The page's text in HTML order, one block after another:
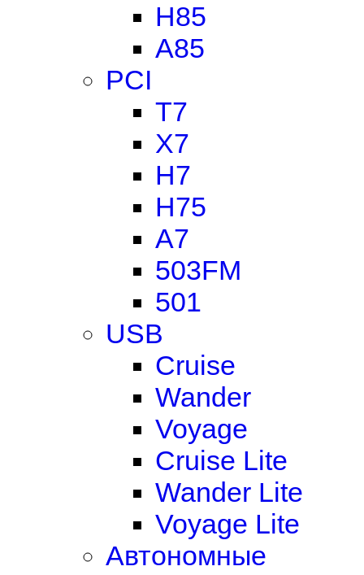
H85
A85
PCI
T7
X7
H7
H75
A7
503FM
501
USB
Cruise
Wander
Voyage
Cruise Lite
Wander Lite
Voyage Lite
Автономные